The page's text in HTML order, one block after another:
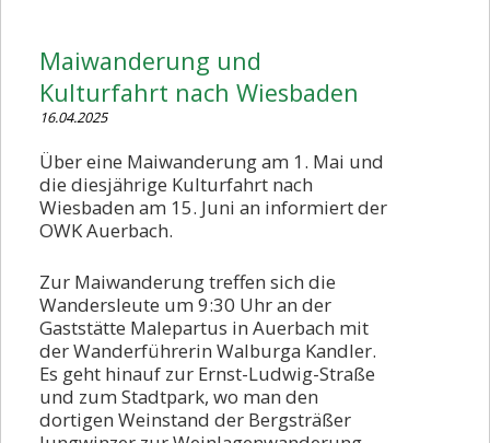
Wanderplan
Veranstaltungen
Bildergalerien
Vorstand
Kontakt
Beitrittserklärung
Maiwanderung und
Kulturfahrt nach Wiesbaden
16.04.2025
Über eine Maiwanderung am 1. Mai und
die diesjährige Kulturfahrt nach
Wiesbaden am 15. Juni an informiert der
OWK Auerbach.
Zur Maiwanderung treffen sich die
Wandersleute um 9:30 Uhr an der
Gaststätte Malepartus in Auerbach mit
der Wanderführerin Walburga Kandler.
Es geht hinauf zur Ernst-Ludwig-Straße
und zum Stadtpark, wo man den
dortigen Weinstand der Bergsträßer